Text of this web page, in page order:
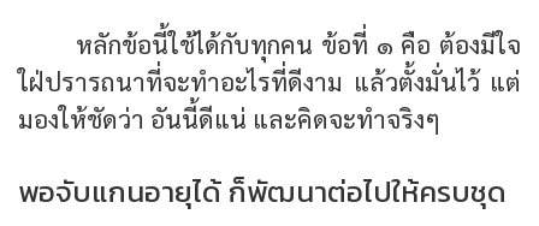
หลักข้อนี้ใช้ได้กับทุกคน ข้อที่ ๑ คือ ต้องมีใจ
ใฝ่ปรารถนาที่จะทำอะไรที่ดีงาม แล้วตั้งมั่นไว้ แต่
มองให้ชัดว่า อันนี้ดีแน่ และคิดจะทำจริงๆ
พอจับแกนอายุได้ ก็พัฒนาต่อไปให้ครบชุด